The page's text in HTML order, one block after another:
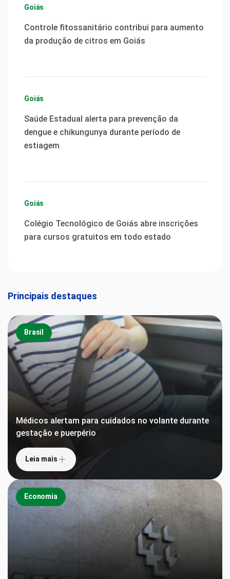
Goiás
Controle fitossanitário contribui para aumento
da produção de citros em Goiás
Goiás
Saúde Estadual alerta para prevenção da
dengue e chikungunya durante período de
estiagem
Goiás
Colégio Tecnológico de Goiás abre inscrições
para cursos gratuitos em todo estado
Principais destaques
Brasil
Médicos alertam para cuidados no volante durante
gestação e puerpério
Leia mais
Economia